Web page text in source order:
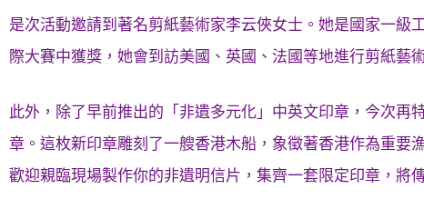
是次活動邀請到著名剪紙藝術家李云俠女士。她是國家一級
際大賽中獲獎，她會到訪美國、英國、法國等地進行剪紙藝
此外，除了早前推出的「非遺多元化」中英文印章，今次再
章。這枚新印章雕刻了一艘香港木船，象徵著香港作為重要
歡迎親臨現場製作你的非遺明信片，集齊一套限定印章，將